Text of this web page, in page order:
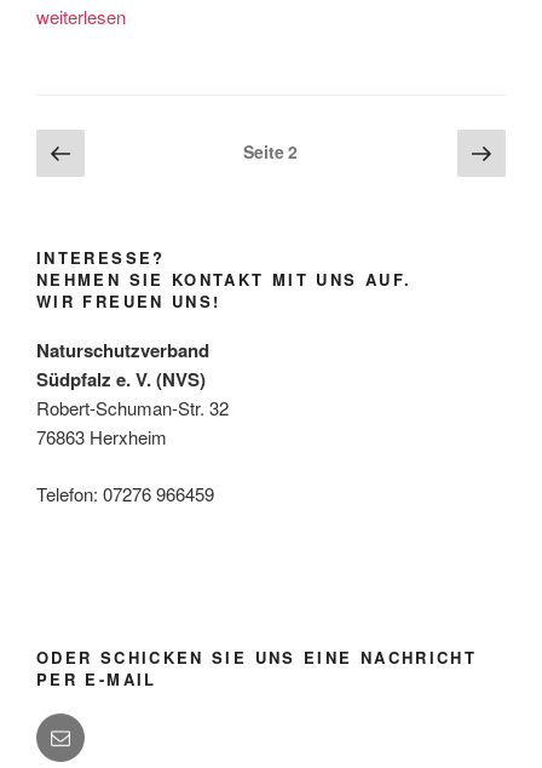
„Hochwertiger
Tafel
weiterlesen
Seitennummerierung
der
Vorherige
Seite
Seite2
Seite
INTERESSE?
NEHMEN SIE KONTAKT MIT UNS AUF.
WIR FREUEN UNS!
Naturschutzverband
Südpfalz e. V. (NVS)
Robert-Schuman-Str. 32
76863 Herxheim
Telefon: 07276 966459
ODER SCHICKEN SIE UNS EINE NACHRICHT
PER E-MAIL